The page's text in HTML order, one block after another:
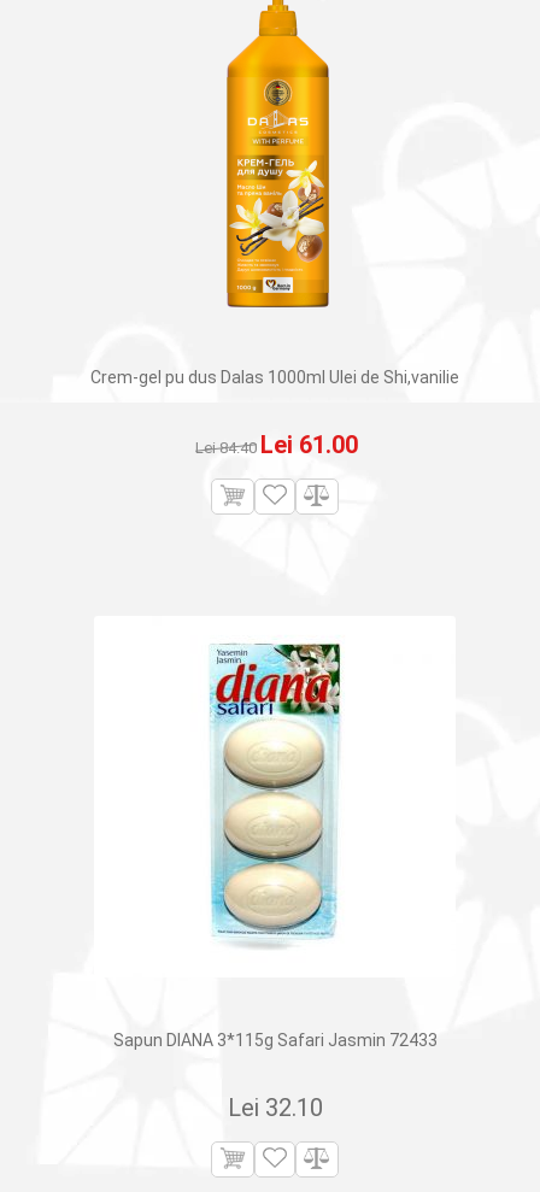
Crem-gel pu dus Dalas 1000ml Ulei de Shi,vanilie
Lei84.40 Prețul
inițial
a
Lei 61.00Prețul
Sapun DIANA 3*115g Safari Jasmin 72433
Lei 32.10